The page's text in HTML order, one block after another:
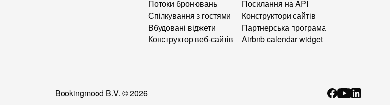
Потоки бронювань
Спілкування з гостями
Вбудовані віджети
Конструктор веб-сайтів
Посилання на API
Конструктори сайтів
Партнерська програма
Airbnb calendar widget
Bookingmood B.V. ©2026